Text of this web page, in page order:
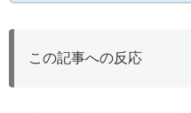
この記事への反応